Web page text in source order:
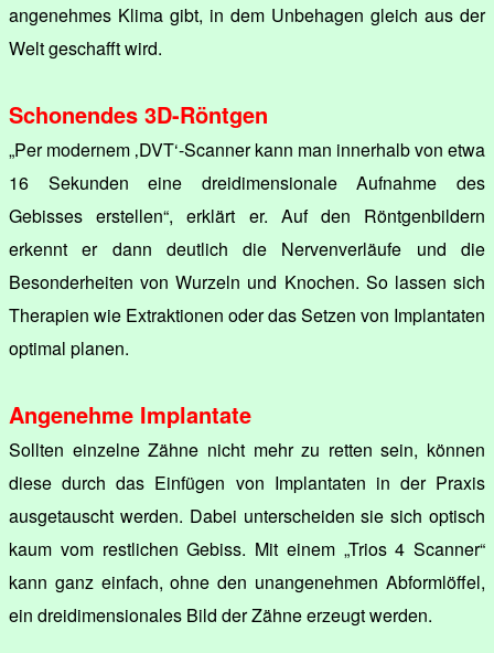
angenehmes Klima gibt, in dem Unbehagen gleich aus der
Welt geschafft wird.
Schonendes 3D-Röntgen
„Per modernem ‚DVT‘-Scanner kann man innerhalb von etwa
16 Sekunden eine dreidimensionale Aufnahme des
Gebisses erstellen“, erklärt er. Auf den Röntgenbildern
erkennt er dann deutlich die Nervenverläufe und die
Besonderheiten von Wurzeln und Knochen. So lassen sich
Therapien wie Extraktionen oder das Setzen von Implantaten
optimal planen.
Angenehme Implantate
Sollten einzelne Zähne nicht mehr zu retten sein, können
diese durch das Einfügen von Implantaten in der Praxis
ausgetauscht werden. Dabei unterscheiden sie sich optisch
kaum vom restlichen Gebiss. Mit einem „Trios 4 Scanner“
kann ganz einfach, ohne den unangenehmen Abformlöffel,
ein dreidimensionales Bild der Zähne erzeugt werden.